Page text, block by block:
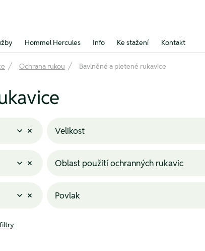
Hommel Hercules Info Ke stažení Kontakt
Ochrana rukou Bavlněné a pletené rukavice
Velikost
Oblast použití ochranných rukavic
Povlak